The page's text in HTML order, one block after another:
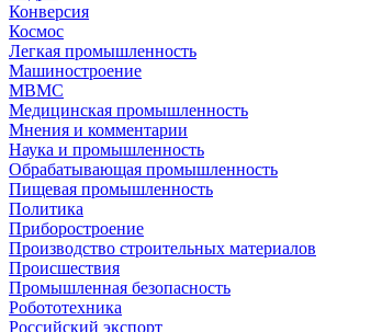
Конверсия
Космос
Легкая промышленность
Машиностроение
МВМС
Медицинская промышленность
Мнения и комментарии
Наука и промышленность
Обрабатывающая промышленность
Пищевая промышленность
Политика
Приборостроение
Производство строительных материалов
Происшествия
Промышленная безопасность
Робототехника
Российский экспорт